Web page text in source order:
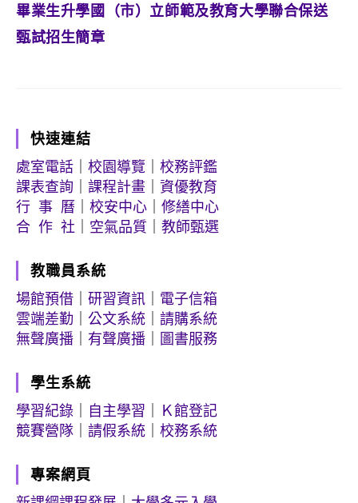
畢業生升學國（市）立師範及教育大學聯合保送
甄試招生簡章
快速連結
處室電話
校園導覽
校務評鑑
課表查詢
課程計畫
資優教育
行 事 曆
校安中心
修繕中心
合 作 社
空氣品質 教師甄選
教職員系統
場館預借
研習資訊
電子信箱
雲端差勤
公文系統
請購系統
無聲廣播
有聲廣播 圖書服務
學生系統
學習紀錄
自主學習
Ｋ館登記
競賽營隊
請假系統 校務系統
專案網頁